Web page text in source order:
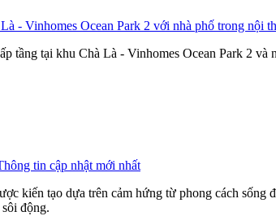
- Vinhomes Ocean Park 2 với nhà phố trong nội
tầng tại khu Chà Là - Vinhomes Ocean Park 2
tin cập nhật mới nhất
kiến tạo dựa trên cảm hứng từ phong cách
động.